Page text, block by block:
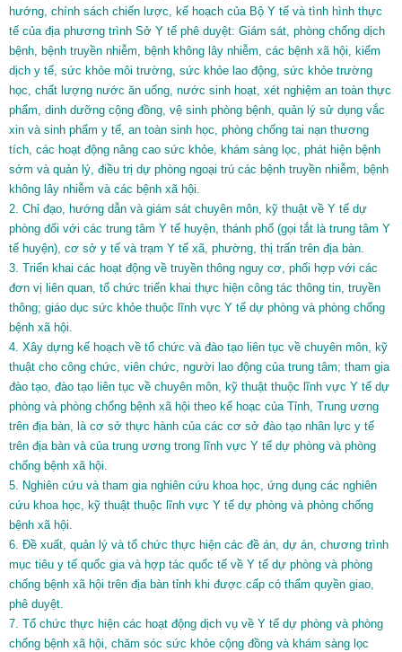
hướng, chính sách chiến lược, kế hoạch của Bộ Y tế và tình hình thực
tế của địa phương trình Sở Y tế phê duyệt: Giám sát, phòng chống dịch
bệnh, bệnh truyền nhiễm, bệnh không lây nhiễm, các bệnh xã hội, kiểm
dịch y tế, sức khỏe môi trường, sức khỏe lao động, sức khỏe trường
học, chất lượng nước ăn uống, nước sinh hoạt, xét nghiệm an toàn thực
phẩm, dinh dưỡng cộng đồng, vệ sinh phòng bệnh, quản lý sử dụng vắc
xin và sinh phẩm y tế, an toàn sinh học, phòng chống tai nạn thương
tích, các hoạt động nâng cao sức khỏe, khám sàng lọc, phát hiện bệnh
sớm và quản lý, điều trị dự phòng ngoại trú các bệnh truyền nhiễm, bệnh
không lây nhiễm và các bệnh xã hội.
2. Chỉ đạo, hướng dẫn và giám sát chuyên môn, kỹ thuật về Y tế dự
phòng đối với các trung tâm Y tế huyện, thánh phố (gọi tắt là trung tâm Y
tế huyện), cơ sở y tế và trạm Y tế xã, phường, thị trấn trên địa bàn.
3. Triển khai các hoạt động về truyền thông nguy cơ, phối hợp với các
đơn vị liên quan, tổ chức triển khai thực hiện công tác thông tin, truyền
thông; giáo dục sức khỏe thuộc lĩnh vực Y tế dự phòng và phòng chống
bệnh xã hội.
4. Xây dựng kế hoạch về tổ chức và đào tạo liên tục về chuyên môn, kỹ
thuật cho công chức, viên chức, người lao động của trung tâm; tham gia
đào tạo, đào tạo liên tục về chuyên môn, kỹ thuật thuộc lĩnh vực Y tế dự
phòng và phòng chống bệnh xã hội theo kế hoạc của Tỉnh, Trung ương
trên địa bàn, là cơ sở thực hành của các cơ sở đào tạo nhân lực y tế
trên địa bàn và của trung ương trong lĩnh vực Y tế dự phòng và phòng
chống bệnh xã hội.
5. Nghiên cứu và tham gia nghiên cứu khoa học, ứng dụng các nghiên
cứu khoa học, kỹ thuật thuộc lĩnh vực Y tế dự phòng và phòng chống
bệnh xã hội.
6. Đề xuất, quản lý và tổ chức thực hiện các đề án, dự án, chương trình
mục tiêu y tế quốc gia và hợp tác quốc tế về Y tế dự phòng và phòng
chống bệnh xã hội trên địa bàn tỉnh khi được cấp có thẩm quyền giao,
phê duyệt.
7. Tổ chức thực hiện các hoạt động dịch vụ về Y tế dự phòng và phòng
chống bệnh xã hội, chăm sóc sức khỏe cộng đồng và khám sàng lọc